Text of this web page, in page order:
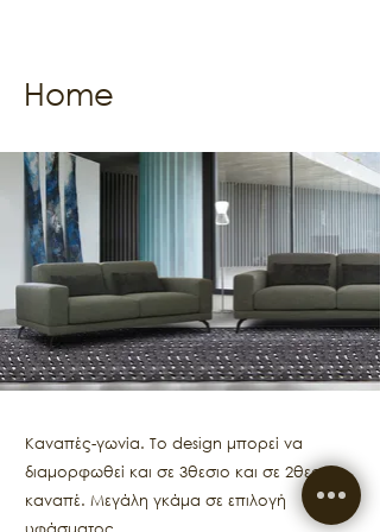
Home
Καναπές-γωνία. Το design μπορεί να
διαμορφωθεί και σε 3θεσιο και σε 2θεσιο
καναπέ. Μεγάλη γκάμα σε επιλογή